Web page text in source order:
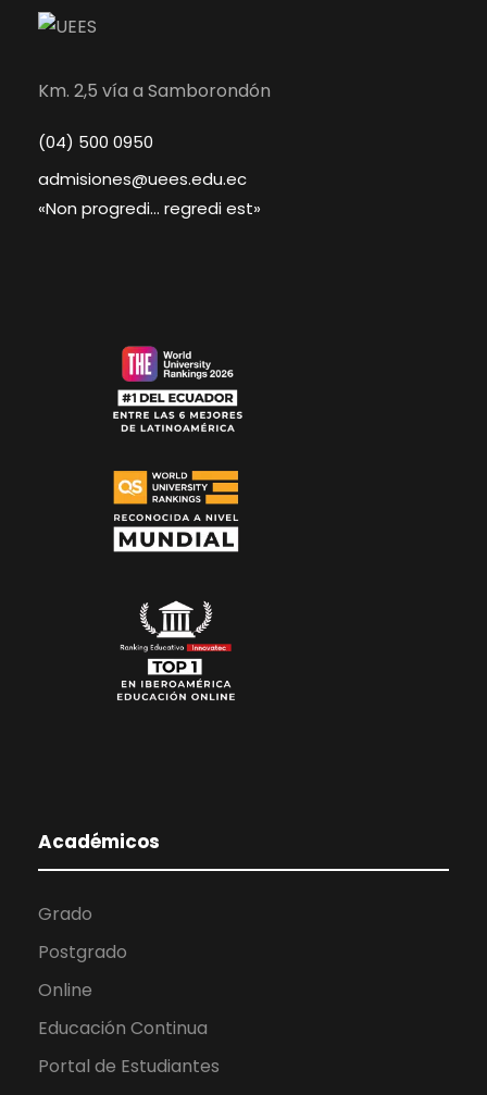
Km. 2,5 vía a Samborondón
(04) 500 0950
admisiones@uees.edu.ec
«Non progredi… regredi est»
Académicos
Grado
Postgrado
Online
Educación Continua
Portal de Estudiantes